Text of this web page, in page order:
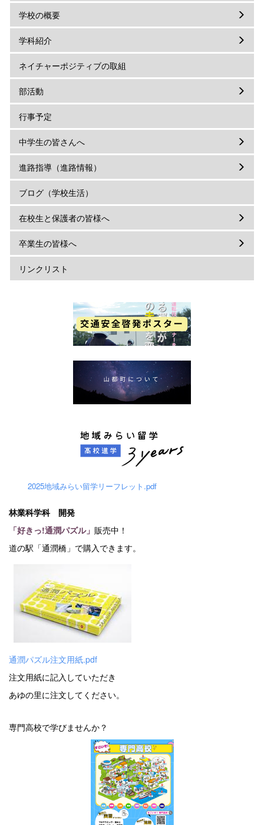
学校の概要
学科紹介
ネイチャーポジティブの取組
部活動
行事予定
中学生の皆さんへ
進路指導（進路情報）
ブログ（学校生活）
在校生と保護者の皆様へ
卒業生の皆様へ
リンクリスト
2025地域みらい留学リーフレット.pdf
林業科学科 開発
「好きっ!通潤パズル」 販売中！
道の駅「通潤橋」で購入できます。
通潤パズル注文用紙.pdf
注文用紙に記入していただき
あゆの里に注文してください。
専門高校で学びませんか？